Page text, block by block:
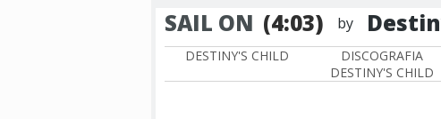
SAIL ON (4:03) by
DESTINY'S CHILD
DISCOGRAFIA
DESTINY'S CHILD